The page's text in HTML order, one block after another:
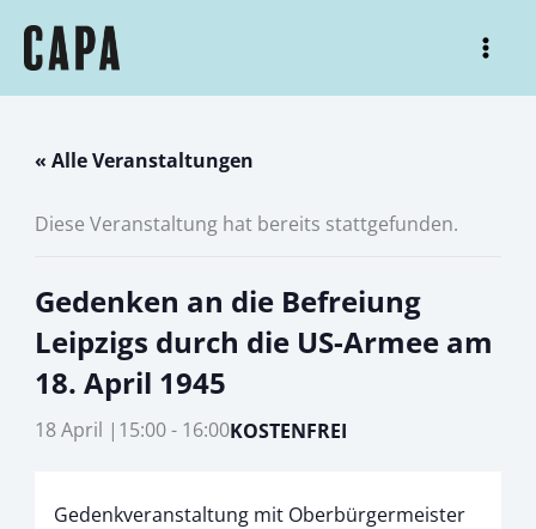
Inhalt
« Alle Veranstaltungen
Diese Veranstaltung hat bereits stattgefunden.
Gedenken an die Befreiung
Leipzigs durch die US-Armee am
18. April 1945
18 April |15:00- 16:00KOSTENFREI
Gedenkveranstaltung mit Oberbürgermeister